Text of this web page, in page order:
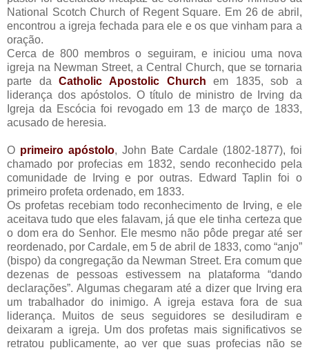
National Scotch Church of Regent Square. Em 26 de abril,
encontrou a igreja fechada para ele e os que vinham para a
oração.
Cerca de 800 membros o seguiram, e iniciou uma nova
igreja na Newman Street, a Central Church, que se tornaria
parte daCatholic Apostolic Church em 1835, sob a
liderança dos apóstolos. O título de ministro de Irving da
Igreja da Escócia foi revogado em 13 de março de 1833,
acusado de heresia.
O primeiro apóstolo, John Bate Cardale (1802-1877), foi
chamado por profecias em 1832, sendo reconhecido pela
comunidade de Irving e por outras. Edward Taplin foi o
primeiro profeta ordenado, em 1833.
Os profetas recebiam todo reconhecimento de Irving, e ele
aceitava tudo que eles falavam, já que ele tinha certeza que
o dom era do Senhor. Ele mesmo não pôde pregar até ser
reordenado, por Cardale, em 5 de abril de 1833, como “anjo”
(bispo) da congregação da Newman Street. Era comum que
dezenas de pessoas estivessem na plataforma “dando
declarações”. Algumas chegaram até a dizer que Irving era
um trabalhador do inimigo. A igreja estava fora de sua
liderança. Muitos de seus seguidores se desiludiram e
deixaram a igreja. Um dos profetas mais significativos se
retratou publicamente, ao ver que suas profecias não se